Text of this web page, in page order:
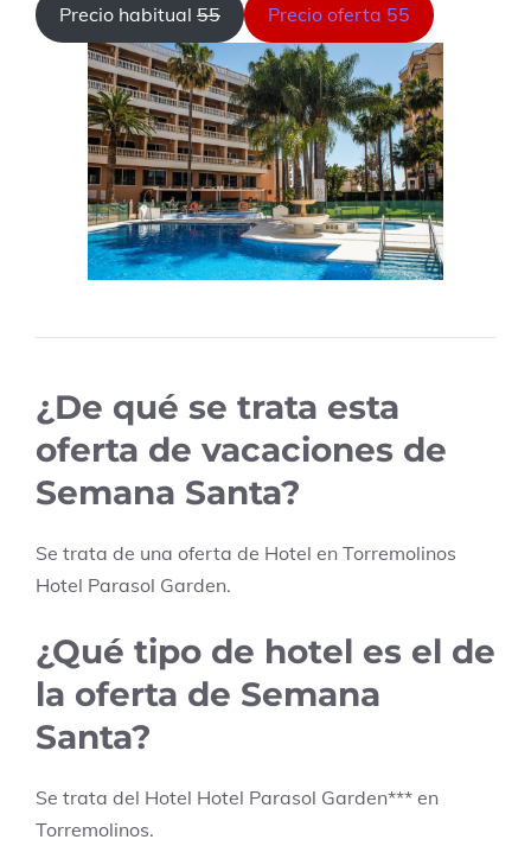
Precio habitual 55 Precio oferta 55
¿De qué se trata esta
oferta de vacaciones de
Semana Santa?
Se trata de una oferta de Hotel en Torremolinos
Hotel Parasol Garden.
¿Qué tipo de hotel es el de
la oferta de Semana
Santa?
Se trata del Hotel Hotel Parasol Garden*** en
Torremolinos.